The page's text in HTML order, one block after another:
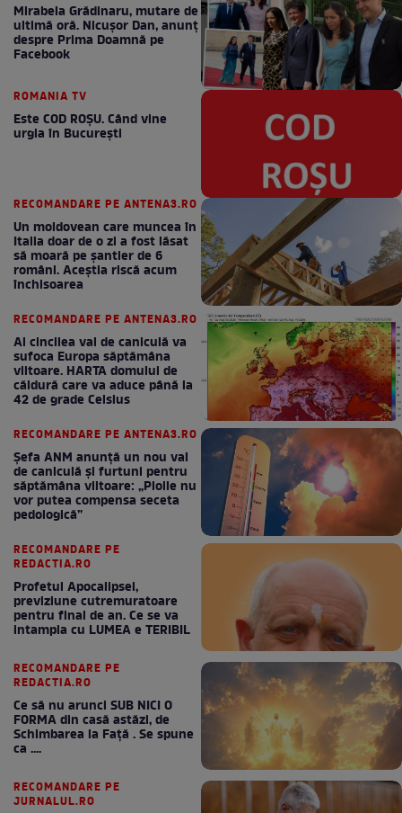
Mirabela Grădinaru, mutare de
ultimă oră. Nicuşor Dan, anunţ
despre Prima Doamnă pe
Facebook
ROMANIA TV
Este COD ROŞU. Când vine
urgia în Bucureşti
RECOMANDARE PE ANTENA3.RO
Un moldovean care muncea în
Italia doar de o zi a fost lăsat
să moară pe şantier de 6
români. Aceștia riscă acum
închisoarea
RECOMANDARE PE ANTENA3.RO
Al cincilea val de caniculă va
sufoca Europa săptămâna
viitoare. HARTA domului de
căldură care va aduce până la
42 de grade Celsius
RECOMANDARE PE ANTENA3.RO
Șefa ANM anunță un nou val
de caniculă și furtuni pentru
săptămâna viitoare: „Ploile nu
vor putea compensa seceta
pedologică”
RECOMANDARE PE
REDACTIA.RO
Profetul Apocalipsei,
previziune cutremuratoare
pentru final de an. Ce se va
intampla cu LUMEA e TERIBIL
RECOMANDARE PE
REDACTIA.RO
Ce să nu arunci SUB NICI O
FORMA din casă astăzi, de
Schimbarea la Față . Se spune
ca ....
RECOMANDARE PE
JURNALUL.RO